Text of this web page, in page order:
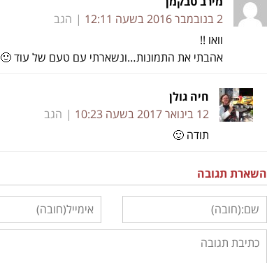
2 בנובמבר 2016 בשעה 12:11
הגב
וואו !!
אהבתי את התמונות…ונשארתי עם טעם של עוד 🙂
חיה גולן
12 בינואר 2017 בשעה 10:23
הגב
תודה 🙂
השארת תגובה